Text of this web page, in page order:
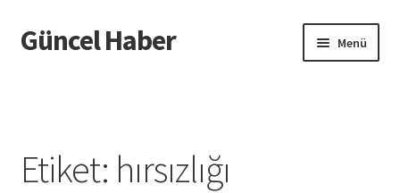
Dolaşıma
geç
İçeriğe
geç
Güncel Haber Menü
Etiket: hırsızlığı